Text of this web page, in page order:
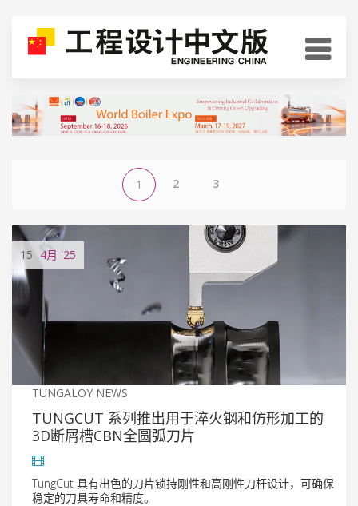
1 2 3
15 4月 '25
TUNGALOY NEWS
TUNGCUT 系列推出用于淬火钢和仿形加工的
3D断屑槽CBN全圆弧刀片
TungCut 具有出色的刀片锁持刚性和高刚性刀杆设计，可确保
稳定的刀具寿命和精度。